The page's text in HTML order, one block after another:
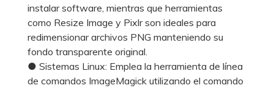
instalar software, mientras que herramientas
como Resize Image y Pixlr son ideales para
redimensionar archivos PNG manteniendo su
fondo transparente original.
● Sistemas Linux: Emplea la herramienta de línea
de comandos ImageMagick utilizando el comando